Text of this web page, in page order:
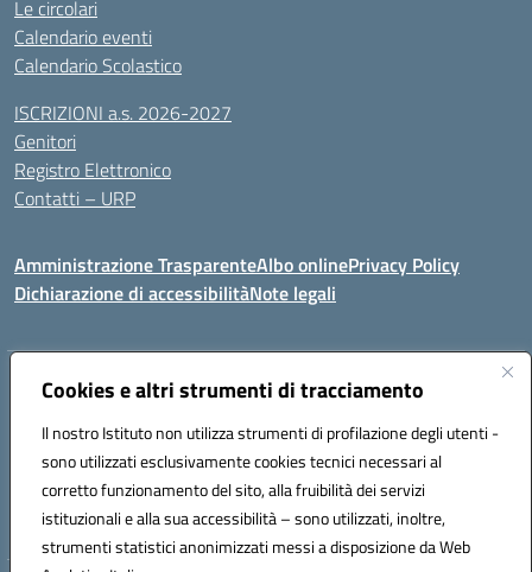
Cookies e altri strumenti di tracciamento
Il nostro Istituto non utilizza strumenti di profilazione degli utenti -
sono utilizzati esclusivamente cookies tecnici necessari al
corretto funzionamento del sito, alla fruibilità dei servizi
istituzionali e alla sua accessibilità – sono utilizzati, inoltre,
strumenti statistici anonimizzati messi a disposizione da Web
Le circolari
Calendario eventi
Calendario Scolastico
ISCRIZIONI a.s. 2026-2027
Genitori
Registro Elettronico
Contatti – URP
Amministrazione TrasparenteAlbo onlinePrivacy Policy
Dichiarazione di accessibilitàNote legali
Indirizzo:Via Tiziano, 50 - 60125 Ancona
Posta elettronica certificata (PEC):anic81600p@pec.istruzione.it
Codice fiscale: 93084460422
Codice meccanografico: ANIC81600P